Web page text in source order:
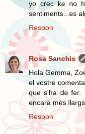
yo crec ke no
sentiments...es
Respon
Rosa Sanchis
Hola Gemma,
el vostre
que s'ha de fer.
encara més
Respon